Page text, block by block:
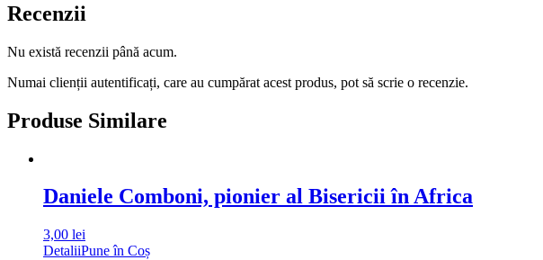
Recenzii
Nu există recenzii până acum.
Numai clienții autentificați, care au cumpărat acest produs, pot să scrie o recenzie.
Produse Similare
Daniele Comboni, pionier al Bisericii în Africa
3,00 lei
DetaliiPune în Coș